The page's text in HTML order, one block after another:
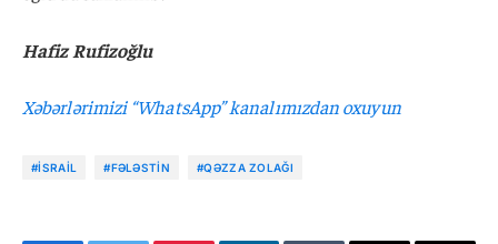
Hafiz Rufizoğlu
Xəbərlərimizi “WhatsApp” kanalımızdan oxuyun
#İSRAIL #FƏLƏSTIN #QƏZZA ZOLAĞI